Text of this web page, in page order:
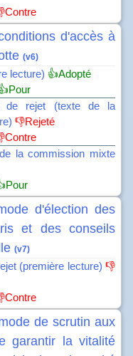
d'accès à
(v6)
lecture) 👍Adopté
rejet (texte de la
👎Rejeté
la commission mixte
d'élection des
et des conseils
(v7)
(première lecture) 👎
de scrutin aux
garantir la vitalité